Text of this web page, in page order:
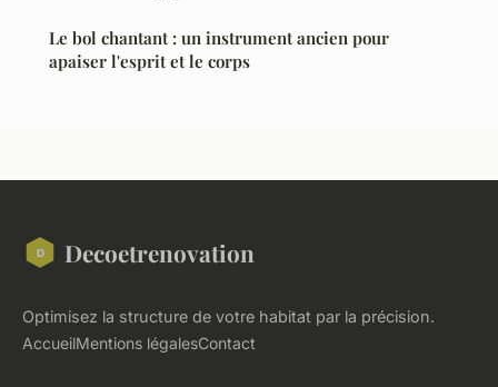
Le bol chantant : un instrument ancien pour
apaiser l'esprit et le corps
Decoetrenovation
Optimisez la structure de votre habitat par la précision.
AccueilMentions légalesContact